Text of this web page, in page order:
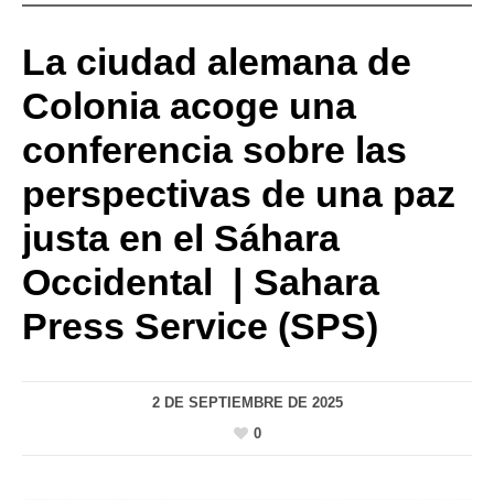
La ciudad alemana de
Colonia acoge una
conferencia sobre las
perspectivas de una paz
justa en el Sáhara
Occidental | Sahara
Press Service (SPS)
2 DE SEPTIEMBRE DE 2025
0